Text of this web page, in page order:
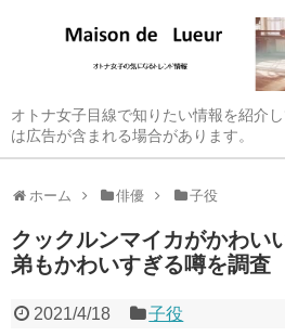
オトナ女子目線で知りたい情報を紹介
は広告が含まれる場合があります。
ホーム 俳優 子役
クックルンマイカがかわい
弟もかわいすぎる噂を調査
2021/4/18 子役